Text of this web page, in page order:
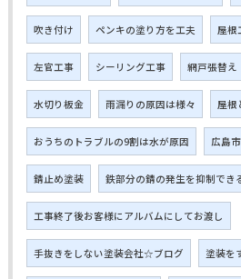
吹き付け ペンキの塗り方を工夫 屋根
左官工事 シーリング工事 網戸張替え
水切り板金 雨漏りの原因は様々 屋根
おうちのトラブルの9割は水が原因 広島
錆止め塗装 鉄部分の錆の発生を抑制でき
工事終了後お客様にアルバムにしてお渡し
手抜きをしない塗装会社☆ブログ 塗装を